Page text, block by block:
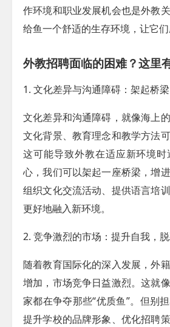
作环境和职业发展机会也是外教
给鱼一个舒适的生存环境，让它们
外教招聘面临的困难？这里
1. 文化差异与沟通障碍：架起桥
文化差异和沟通障碍，就像海上
文化背景、教育理念和教学方法
这可能导致外教在适应新环境
心，我们可以架起一座桥梁，增
组织文化交流活动、提供语言培
更好地融入新环境。
2. 竞争激烈的市场：提升自我，
随着教育国际化的深入发展，外
增加，市场竞争日益激烈。这就
家都在争夺那些“优质鱼”。但别
提升学校的品牌形象、优化招聘